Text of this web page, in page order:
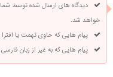
دیدگاه های ارسال شده توسط
خواهد شد.
پیام هایی که حاوی تهمت یا
پیام هایی که به غیر از زبان